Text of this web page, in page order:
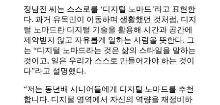
정남진 씨는 스스로를 ‘디지털 노마드’라고 표현한
다. 과거 유목민이 이동하며 생활했던 것처럼, 디지
털 노마드란 디지털 기술을 활용해 시간과 공간에
제약받지 않고 자유롭게 일하는 사람을 뜻한다. 그
는 “디지털 노마드라는 것은 삶의 스타일을 말하는
것이고, 일은 우리가 스스로 만들어가야 하는 것이
다”라고 설명했다.
“저는 동년배 시니어들에게 디지털 노마드를 추천
합니다. 디지털 영역에서 자신의 역량을 재정비하